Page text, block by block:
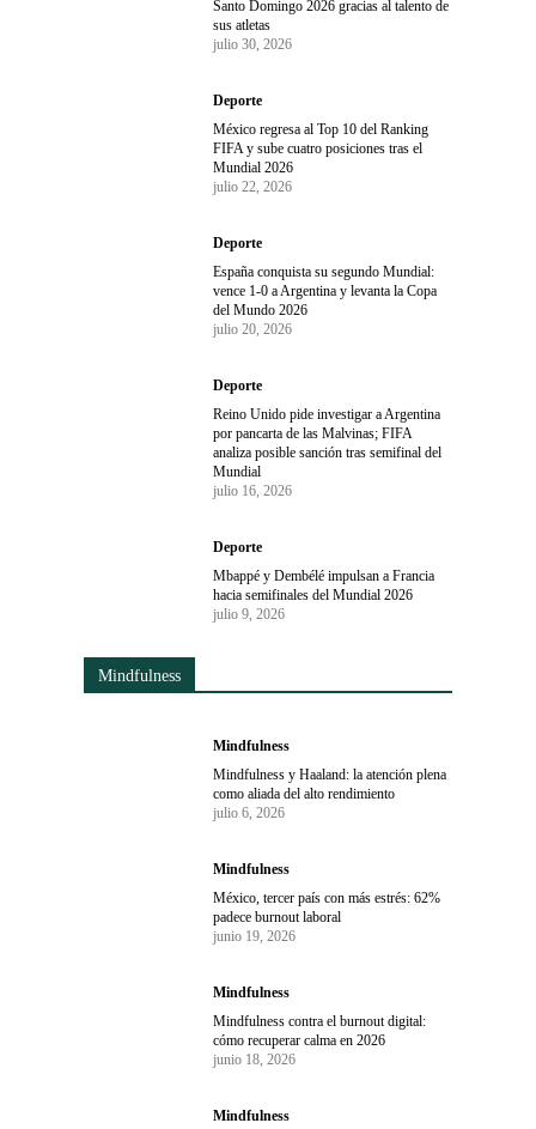
Santo Domingo 2026 gracias al talento de
sus atletas
julio 30, 2026
Deporte
México regresa al Top 10 del Ranking
FIFA y sube cuatro posiciones tras el
Mundial 2026
julio 22, 2026
Deporte
España conquista su segundo Mundial:
vence 1-0 a Argentina y levanta la Copa
del Mundo 2026
julio 20, 2026
Deporte
Reino Unido pide investigar a Argentina
por pancarta de las Malvinas; FIFA
analiza posible sanción tras semifinal del
Mundial
julio 16, 2026
Deporte
Mbappé y Dembélé impulsan a Francia
hacia semifinales del Mundial 2026
julio 9, 2026
Mindfulness
Mindfulness
Mindfulness y Haaland: la atención plena
como aliada del alto rendimiento
julio 6, 2026
Mindfulness
México, tercer país con más estrés: 62%
padece burnout laboral
junio 19, 2026
Mindfulness
Mindfulness contra el burnout digital:
cómo recuperar calma en 2026
junio 18, 2026
Mindfulness